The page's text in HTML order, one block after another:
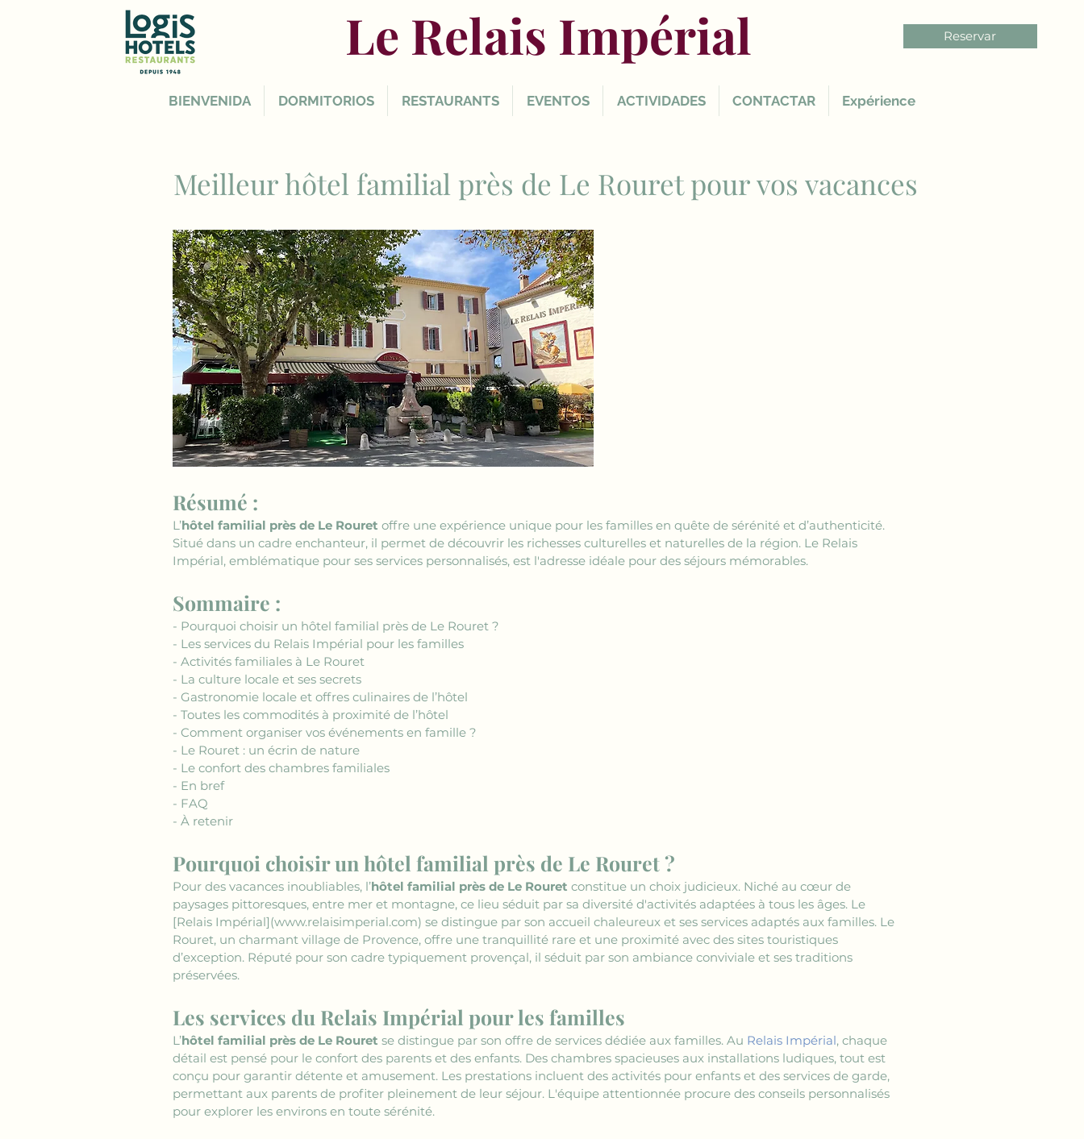
Le Relais Impérial Reservar
BIENVENIDA DORMITORIOS RESTAURANTS EVENTOS ACTIVIDADES CONTACTAR Expérience
Meilleur hôtel familial près de Le Rouret pour vos vacances
Résumé :
L’hôtel familial près de Le Rouret offre une expérience unique pour les familles en quête de sérénité et d’authenticité.
Situé dans un cadre enchanteur, il permet de découvrir les richesses culturelles et naturelles de la région. Le Relais
Impérial, emblématique pour ses services personnalisés, est l'adresse idéale pour des séjours mémorables.
Sommaire :
- Pourquoi choisir un hôtel familial près de Le Rouret ?
- Les services du Relais Impérial pour les familles
- Activités familiales à Le Rouret
- La culture locale et ses secrets
- Gastronomie locale et offres culinaires de l’hôtel
- Toutes les commodités à proximité de l’hôtel
- Comment organiser vos événements en famille ?
- Le Rouret : un écrin de nature
- Le confort des chambres familiales
- En bref
- FAQ
- À retenir
Pourquoi choisir un hôtel familial près de Le Rouret ?
Pour des vacances inoubliables, l’hôtel familial près de Le Rouret constitue un choix judicieux. Niché au cœur de
paysages pittoresques, entre mer et montagne, ce lieu séduit par sa diversité d'activités adaptées à tous les âges. Le
[Relais Impérial](www.relaisimperial.com) se distingue par son accueil chaleureux et ses services adaptés aux familles. Le
Rouret, un charmant village de Provence, offre une tranquillité rare et une proximité avec des sites touristiques
d’exception. Réputé pour son cadre typiquement provençal, il séduit par son ambiance conviviale et ses traditions
préservées.
Les services du Relais Impérial pour les familles
L’hôtel familial près de Le Rouret se distingue par son offre de services dédiée aux familles. Au Relais Impérial, chaque
détail est pensé pour le confort des parents et des enfants. Des chambres spacieuses aux installations ludiques, tout est
conçu pour garantir détente et amusement. Les prestations incluent des activités pour enfants et des services de garde,
permettant aux parents de profiter pleinement de leur séjour. L'équipe attentionnée procure des conseils personnalisés
pour explorer les environs en toute sérénité.